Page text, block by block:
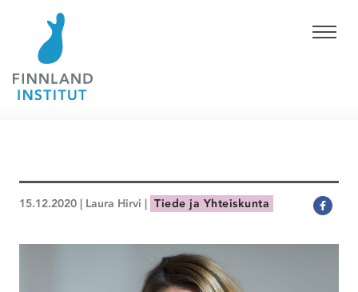
15.12.2020 | Laura Hirvi | Tiede ja Yhteiskunta